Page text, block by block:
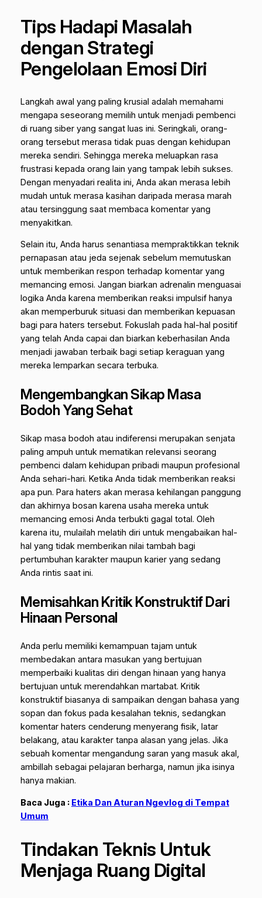
Tips Hadapi Masalah
dengan Strategi
Pengelolaan Emosi Diri
Langkah awal yang paling krusial adalah memahami
mengapa seseorang memilih untuk menjadi pembenci
di ruang siber yang sangat luas ini. Seringkali, orang-
orang tersebut merasa tidak puas dengan kehidupan
mereka sendiri. Sehingga mereka meluapkan rasa
frustrasi kepada orang lain yang tampak lebih sukses.
Dengan menyadari realita ini, Anda akan merasa lebih
mudah untuk merasa kasihan daripada merasa marah
atau tersinggung saat membaca komentar yang
menyakitkan.
Selain itu, Anda harus senantiasa mempraktikkan teknik
pernapasan atau jeda sejenak sebelum memutuskan
untuk memberikan respon terhadap komentar yang
memancing emosi. Jangan biarkan adrenalin menguasai
logika Anda karena memberikan reaksi impulsif hanya
akan memperburuk situasi dan memberikan kepuasan
bagi para haters tersebut. Fokuslah pada hal-hal positif
yang telah Anda capai dan biarkan keberhasilan Anda
menjadi jawaban terbaik bagi setiap keraguan yang
mereka lemparkan secara terbuka.
Mengembangkan Sikap Masa
Bodoh Yang Sehat
Sikap masa bodoh atau indiferensi merupakan senjata
paling ampuh untuk mematikan relevansi seorang
pembenci dalam kehidupan pribadi maupun profesional
Anda sehari-hari. Ketika Anda tidak memberikan reaksi
apa pun. Para haters akan merasa kehilangan panggung
dan akhirnya bosan karena usaha mereka untuk
memancing emosi Anda terbukti gagal total. Oleh
karena itu, mulailah melatih diri untuk mengabaikan hal-
hal yang tidak memberikan nilai tambah bagi
pertumbuhan karakter maupun karier yang sedang
Anda rintis saat ini.
Memisahkan Kritik Konstruktif Dari
Hinaan Personal
Anda perlu memiliki kemampuan tajam untuk
membedakan antara masukan yang bertujuan
memperbaiki kualitas diri dengan hinaan yang hanya
bertujuan untuk merendahkan martabat. Kritik
konstruktif biasanya di sampaikan dengan bahasa yang
sopan dan fokus pada kesalahan teknis, sedangkan
komentar haters cenderung menyerang fisik, latar
belakang, atau karakter tanpa alasan yang jelas. Jika
sebuah komentar mengandung saran yang masuk akal,
ambillah sebagai pelajaran berharga, namun jika isinya
hanya makian.
Baca Juga : Etika Dan Aturan Ngevlog di Tempat
Umum
Tindakan Teknis Untuk
Menjaga Ruang Digital